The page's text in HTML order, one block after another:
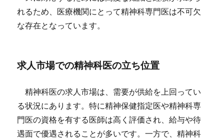
れるため、医療機関にとって精神科専門医は不可欠
な存在となっています。
求人市場での精神科医の立ち位置
精神科医の求人市場は、需要が供給を上回ってい
る状況にあります。特に精神保健指定医や精神科専
門医の資格を有する医師は高く評価され、給与や待
遇面で優遇されることが多いです。一方で、精神科